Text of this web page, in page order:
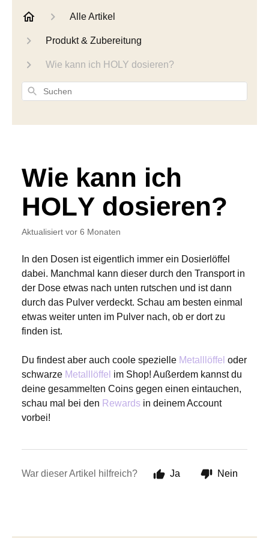
Alle Artikel
Produkt & Zubereitung
Wie kann ich HOLY dosieren?
Suchen
Wie kann ich
HOLY dosieren?
Aktualisiert vor 6 Monaten
In den Dosen ist eigentlich immer ein Dosierlöffel
dabei. Manchmal kann dieser durch den Transport in
der Dose etwas nach unten rutschen und ist dann
durch das Pulver verdeckt. Schau am besten einmal
etwas weiter unten im Pulver nach, ob er dort zu
finden ist.
Du findest aber auch coole spezielle Metalllöffel oder
schwarze Metalllöffel im Shop! Außerdem kannst du
deine gesammelten Coins gegen einen eintauchen,
schau mal bei den Rewards in deinem Account
vorbei!
War dieser Artikel hilfreich? Ja Nein